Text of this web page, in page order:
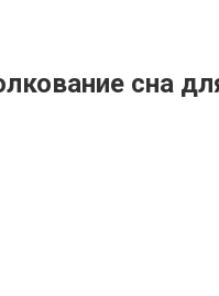
сна